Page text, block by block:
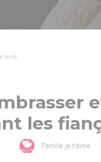
texte
les
Famille je t'aime